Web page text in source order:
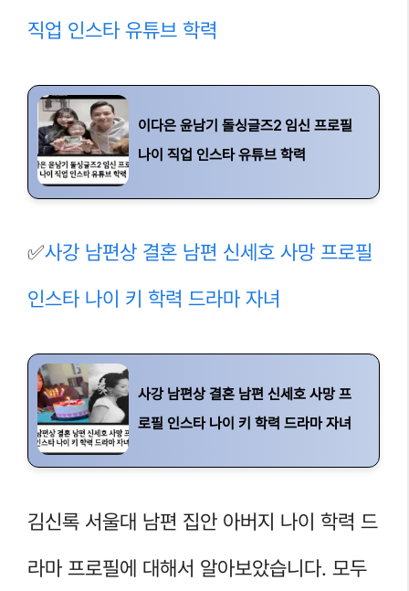
직업 인스타 유튜브 학력
이다은 윤남기 돌싱글즈2 임신 프로필
나이 직업 인스타 유튜브 학력
✅사강 남편상 결혼 남편 신세호 사망 프로필
인스타 나이 키 학력 드라마 자녀
사강 남편상 결혼 남편 신세호 사망 프
로필 인스타 나이 키 학력 드라마 자녀
김신록 서울대 남편 집안 아버지 나이 학력 드
라마 프로필에 대해서 알아보았습니다. 모두